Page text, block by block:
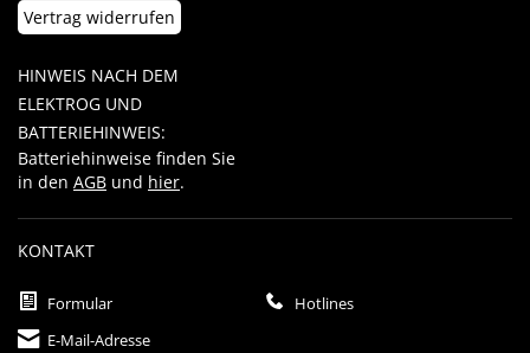
Vertrag widerrufen
HINWEIS NACH DEM
ELEKTROG UND
BATTERIEHINWEIS:
Batteriehinweise finden Sie
in den AGB und hier.
KONTAKT
Formular
Hotlines
E-Mail-Adresse